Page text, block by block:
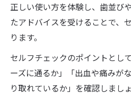
正しい使い方を体験し、歯並び
たアドバイスを受けることで、
ります。
セルフチェックのポイントとし
ーズに通るか」「出血や痛みが
り取れているか」を確認しまし